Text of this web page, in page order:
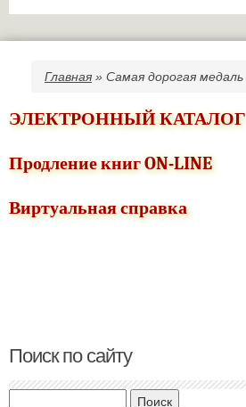
Вы здесь
Главная » Самая дорогая медаль
ЭЛЕКТРОННЫЙ КАТАЛОГ
Продление книг ON-LINE
Виртуальная справка
Поиск по сайту